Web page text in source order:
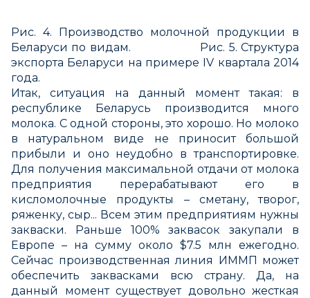
Рис. 4. Производство молочной продукции в
Беларуси по видам. Рис. 5. Структура
экспорта Беларуси на примере IV квартала 2014
года.
Итак, ситуация на данный момент такая: в
республике Беларусь производится много
молока. С одной стороны, это хорошо. Но молоко
в натуральном виде не приносит большой
прибыли и оно неудобно в транспортировке.
Для получения максимальной отдачи от молока
предприятия перерабатывают его в
кисломолочные продукты – сметану, творог,
ряженку, сыр... Всем этим предприятиям нужны
закваски. Раньше 100% заквасок закупали в
Европе – на сумму около $7.5 млн ежегодно.
Сейчас производственная линия ИММП может
обеспечить заквасками всю страну. Да, на
данный момент существует довольно жесткая